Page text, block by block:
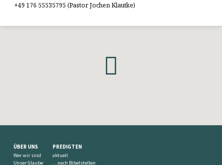
+49 176 55535795 (Pastor Jochen Klautke)
ÜBER UNS
Wer wir sind
Unser Glaube
PREDIGTEN
aktuell
…nach Bibelstellen